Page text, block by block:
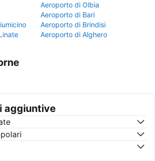
Aeroporto di Olbia
Aeroporto di Bari
Aeroporto di Brindisi
Aeroporto di Alghero
aggiuntive